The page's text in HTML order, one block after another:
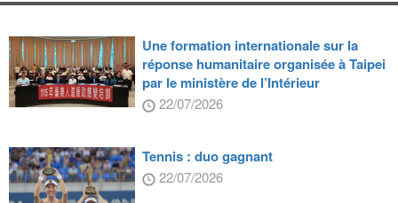
Une formation internationale sur la
réponse humanitaire organisée à Taipei
par le ministère de l’Intérieur
22/07/2026
Tennis : duo gagnant
22/07/2026